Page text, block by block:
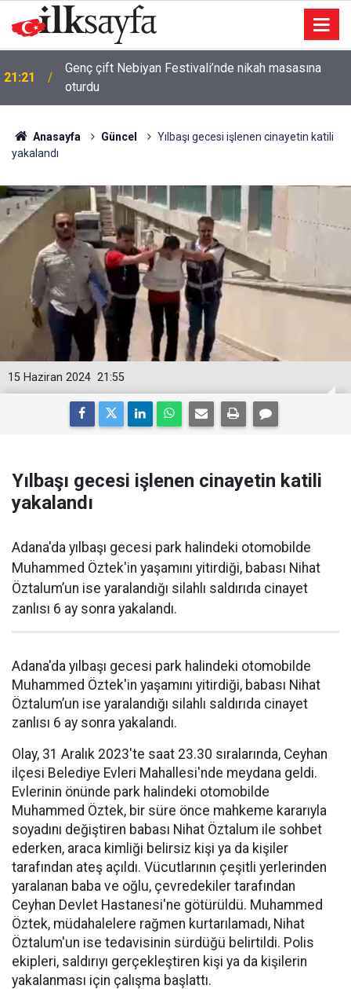
21:21
Genç çift Nebiyan Festivali’nde nikah masasına
oturdu
Anasayfa Güncel
Yılbaşı gecesi işlenen cinayetin katili
yakalandı
21:55
15 Haziran 2024
Yılbaşı gecesi işlenen cinayetin katili
yakalandı
Adana'da yılbaşı gecesi park halindeki otomobilde
Muhammed Öztek'in yaşamını yitirdiği, babası Nihat
Öztalum’un ise yaralandığı silahlı saldırıda cinayet
zanlısı 6 ay sonra yakalandı.
Adana'da yılbaşı gecesi park halindeki otomobilde
Muhammed Öztek'in yaşamını yitirdiği, babası Nihat
Öztalum’un ise yaralandığı silahlı saldırıda cinayet
zanlısı 6 ay sonra yakalandı.
Olay, 31 Aralık 2023'te saat 23.30 sıralarında, Ceyhan
ilçesi Belediye Evleri Mahallesi'nde meydana geldi.
Evlerinin önünde park halindeki otomobilde
Muhammed Öztek, bir süre önce mahkeme kararıyla
soyadını değiştiren babası Nihat Öztalum ile sohbet
ederken, araca kimliği belirsiz kişi ya da kişiler
tarafından ateş açıldı. Vücutlarının çeşitli yerlerinden
yaralanan baba ve oğlu, çevredekiler tarafından
Ceyhan Devlet Hastanesi'ne götürüldü. Muhammed
Öztek, müdahalelere rağmen kurtarılamadı, Nihat
Öztalum'un ise tedavisinin sürdüğü belirtildi. Polis
ekipleri, saldırıyı gerçekleştiren kişi ya da kişilerin
yakalanması için çalışma başlattı.